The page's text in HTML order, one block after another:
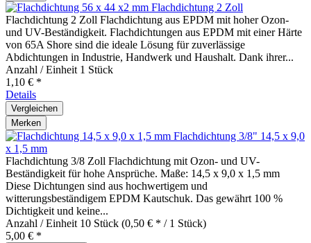
Flachdichtung 2 Zoll
Flachdichtung 2 Zoll Flachdichtung aus EPDM mit hoher Ozon-
und UV-Beständigkeit. Flachdichtungen aus EPDM mit einer Härte
von 65A Shore sind die ideale Lösung für zuverlässige
Abdichtungen in Industrie, Handwerk und Haushalt. Dank ihrer...
Anzahl / Einheit 1 Stück
1,10 € *
Details
Vergleichen
Merken
Flachdichtung 3/8" 14,5 x 9,0
x 1,5 mm
Flachdichtung 3/8 Zoll Flachdichtung mit Ozon- und UV-
Beständigkeit für hohe Ansprüche. Maße: 14,5 x 9,0 x 1,5 mm
Diese Dichtungen sind aus hochwertigem und
witterungsbeständigem EPDM Kautschuk. Das gewährt 100 %
Dichtigkeit und keine...
Anzahl / Einheit 10 Stück (0,50 € * / 1 Stück)
5,00 € *